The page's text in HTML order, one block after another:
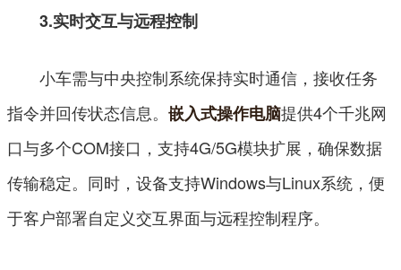
3.实时交互与远程控制
小车需与中央控制系统保持实时通信，接收任务
指令并回传状态信息。嵌入式操作电脑提供4个千兆网
口与多个COM接口，支持4G/5G模块扩展，确保数据
传输稳定。同时，设备支持Windows与Linux系统，便
于客户部署自定义交互界面与远程控制程序。